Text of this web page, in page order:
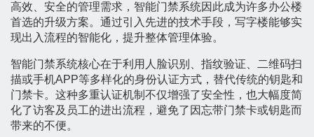
高效、安全的管理需求，智能门禁系统因此成为许多办公楼
首选的升级方案。通过引入先进的技术手段，写字楼能够实
现出入流程的智能化，提升整体管理体验。
智能门禁系统核心在于利用人脸识别、指纹验证、二维码扫
描或手机APP等多样化的身份认证方式，替代传统的钥匙和
门禁卡。这种多重认证机制不仅增强了安全性，也大幅度简
化了访客及员工的进出流程，避免了因忘带门禁卡或钥匙而
带来的不便。